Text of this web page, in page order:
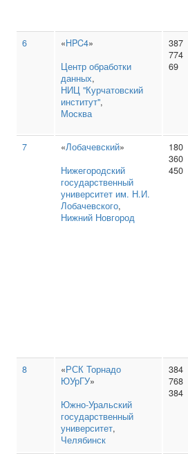
6
«HPC4»
Центр обработки
данных,
НИЦ "Курчатовский
институт",
Москва
387
774
69
7
«Лобачевский»
Нижегородский
государственный
университет им. Н.И.
Лобачевского,
Нижний Новгород
180
360
450
8
«РСК Торнадо
ЮУрГУ»
Южно‑Уральский
государственный
университет,
Челябинск
384
768
384